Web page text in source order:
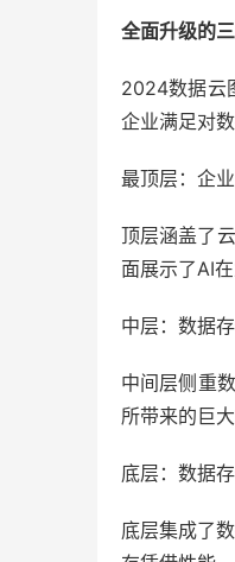
全面升级的
2024数据云
企业满足对
最顶层：企
顶层涵盖了
面展示了AI
中层：数据
中间层侧重
所带来的巨
底层：数据
底层集成了